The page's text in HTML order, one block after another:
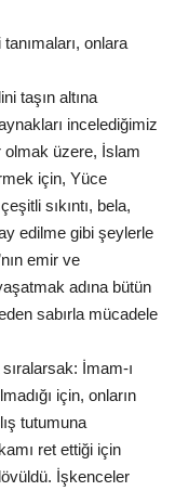
onlara
taşın altına
incelediğimiz
üzere, İslam
için, Yüce
sıkıntı, bela,
edilme gibi şeylerle
emir ve
adına bütün
sabırla mücadele
İmam-ı
için, onların
tutumuna
ret ettiği için
İşkenceler